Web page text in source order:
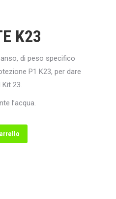
K23
di peso specifico
P1 K23, per dare
23.
l’acqua.